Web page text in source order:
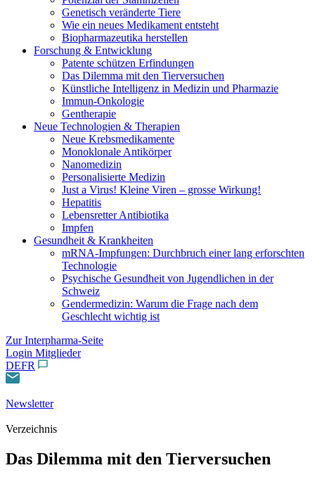
Genetisch veränderte Tiere
Wie ein neues Medikament entsteht
Biopharmazeutika herstellen
Forschung & Entwicklung
Patente schützen Erfindungen
Das Dilemma mit den Tierversuchen
Künstliche Intelligenz in Medizin und Pharmazie
Immun-Onkologie
Gentherapie
Neue Technologien & Therapien
Neue Krebsmedikamente
Monoklonale Antikörper
Nanomedizin
Personalisierte Medizin
Just a Virus! Kleine Viren – grosse Wirkung!
Hepatitis
Lebensretter Antibiotika
Impfen
Gesundheit & Krankheiten
mRNA-Impfungen: Durchbruch einer lang erforschten
Technologie
Psychische Gesundheit von Jugendlichen in der
Schweiz
Gendermedizin: Warum die Frage nach dem
Geschlecht wichtig ist
Zur Interpharma-Seite
Login Mitglieder
DEFR
Newsletter
Verzeichnis
Das Dilemma mit den Tierversuchen